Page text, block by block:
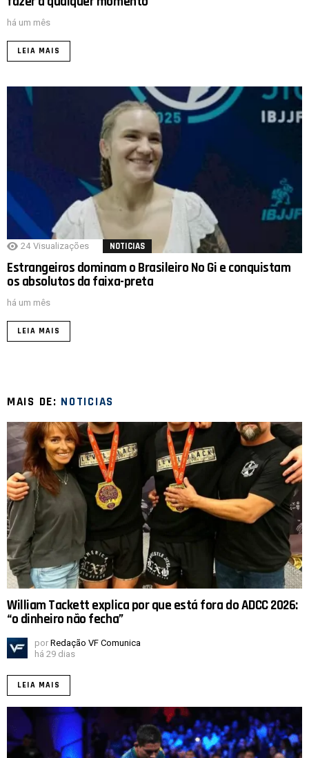
há um mês
LEIA MAIS
24 Visualizações NOTICIAS
Estrangeiros dominam o Brasileiro No Gi e conquistam
os absolutos da faixa-preta
há um mês
LEIA MAIS
MAIS DE: NOTICIAS
William Tackett explica por que está fora do ADCC 2026:
“o dinheiro não fecha”
por Redação VF Comunica
há 29 dias
LEIA MAIS